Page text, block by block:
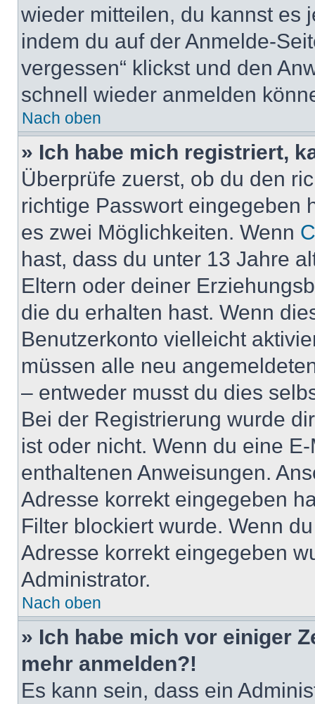
wieder mitteilen, du kannst es
indem du auf der Anmelde-
vergessen“ klickst und den
schnell wieder anmelden
Nach oben
» Ich habe mich registriert,
Überprüfe zuerst, ob du den
richtige Passwort eingegeben
es zwei Möglichkeiten. Wenn
hast, dass du unter 13 Jahre
Eltern oder deiner
die du erhalten hast. Wenn
Benutzerkonto vielleicht
müssen alle neu
– entweder musst du dies
Bei der Registrierung wurde
ist oder nicht. Wenn du eine
enthaltenen Anweisungen.
Adresse korrekt eingegeben
Filter blockiert wurde. Wenn
Adresse korrekt eingegeben
Administrator.
Nach oben
» Ich habe mich vor einiger
mehr anmelden?!
Es kann sein, dass ein